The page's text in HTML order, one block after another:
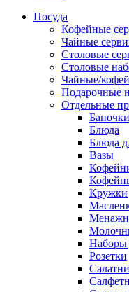
Посуда
Кофейные
Чайные
Столовые
Столовые
Чайные/
Подарочные
Отдельные
Блюда
Блюда
Вазы
Кружки
Наборы
Розетки